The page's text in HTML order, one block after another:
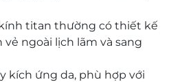
titan thường có thiết kế
ngoài lịch lãm và sang
kích ứng da, phù hợp với